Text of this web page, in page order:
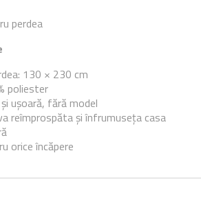
perdea
130 × 230 cm
poliester
ușoară, fără model
reîmprospăta și înfrumuseța casa
orice încăpere